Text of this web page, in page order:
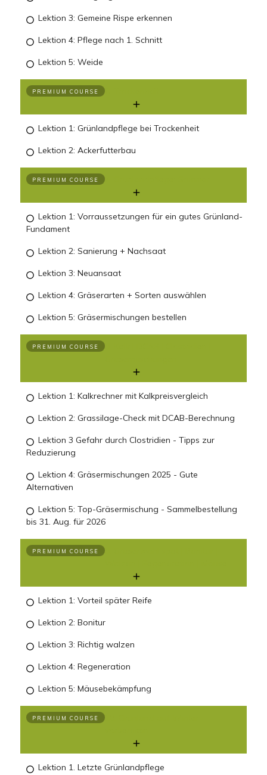
Lektion 3: Gemeine Rispe erkennen
Lektion 4: Pflege nach 1. Schnitt
Lektion 5: Weide
PREMIUM COURSE
Lektion 1: Grünlandpflege bei Trockenheit
Lektion 2: Ackerfutterbau
PREMIUM COURSE
Lektion 1: Vorraussetzungen für ein gutes Grünland-
Fundament
Lektion 2: Sanierung + Nachsaat
Lektion 3: Neuansaat
Lektion 4: Gräserarten + Sorten auswählen
Lektion 5: Gräsermischungen bestellen
PREMIUM COURSE
Lektion 1: Kalkrechner mit Kalkpreisvergleich
Lektion 2: Grassilage-Check mit DCAB-Berechnung
Lektion 3 Gefahr durch Clostridien - Tipps zur
Reduzierung
Lektion 4: Gräsermischungen 2025 - Gute
Alternativen
Lektion 5: Top-Gräsermischung - Sammelbestellung
bis 31. Aug. für 2026
PREMIUM COURSE
Lektion 1: Vorteil später Reife
Lektion 2: Bonitur
Lektion 3: Richtig walzen
Lektion 4: Regeneration
Lektion 5: Mäusebekämpfung
PREMIUM COURSE
Lektion 1. Letzte Grünlandpflege